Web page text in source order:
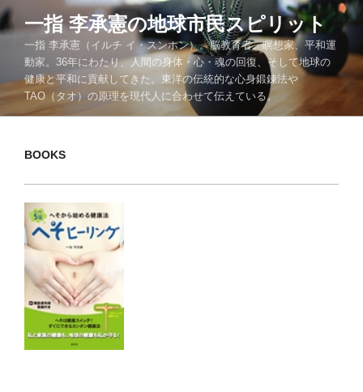
コ
ン
ツ
一指 李承憲の地球市民スピリット
一指 李承憲（イルチ イ・スンホン）。脳教育者、瞑想家、平和運
動家。36年にわたり、人間の身体・心・魂の回復、そして地球の
健康と平和に貢献してきた。東洋の伝統的な心身鍛錬法や
TAO（タオ）の原理を現代人に合わせて伝えている。
BOOKS